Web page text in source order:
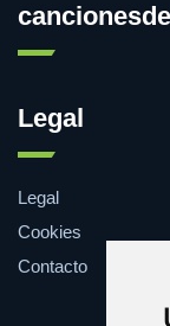
Legal
Legal
Cookies
Contacto